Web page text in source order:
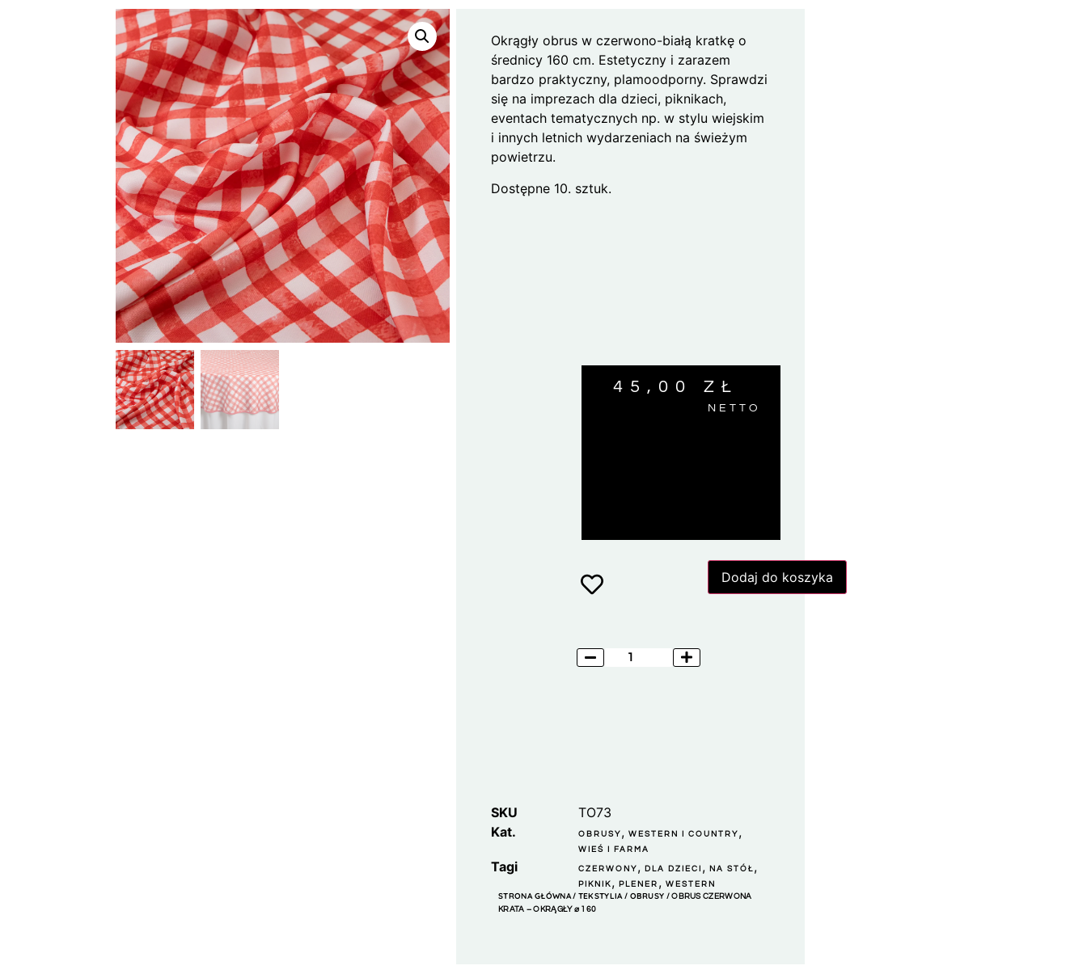
Okrągły obrus w czerwono-białą kratkę o
średnicy 160 cm. Estetyczny i zarazem
bardzo praktyczny, plamoodporny. Sprawdzi
się na imprezach dla dzieci, piknikach,
eventach tematycznych np. w stylu wiejskim
i innych letnich wydarzeniach na świeżym
powietrzu.
Dostępne 10. sztuk.
45,00 ZŁ
NETTO
Dodaj do koszyka
SKU
TO73
Kat.
OBRUSY ,WESTERN I COUNTRY ,
WIEŚ I FARMA
Tagi CZERWONY ,DLA DZIECI ,NA STÓŁ ,
PIKNIK ,PLENER ,WESTERN
STRONA GŁÓWNA/ TEKSTYLIA/ OBRUSY / OBRUS CZERWONA
KRATA – OKRĄGŁY ⌀ 160